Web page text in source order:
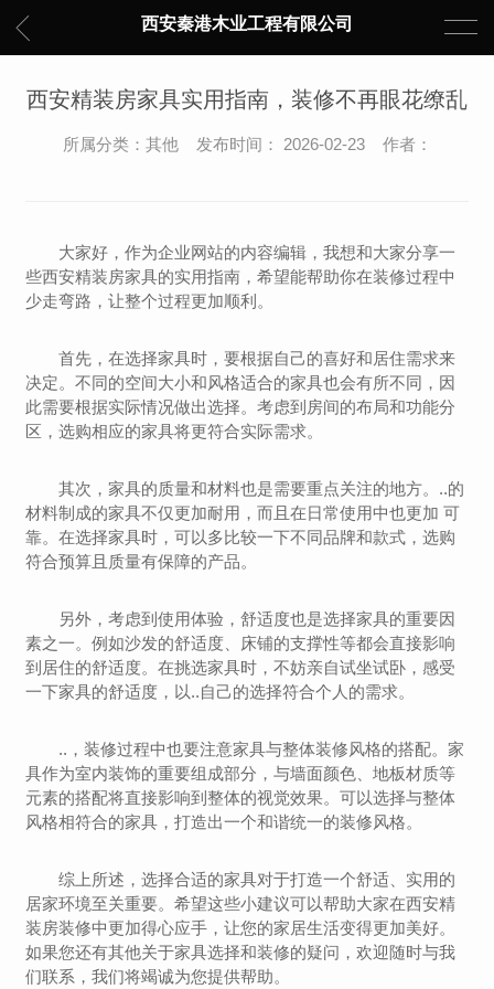
西安秦港木业工程有限公司
西安精装房家具实用指南，装修不再眼花缭乱
所属分类：其他 发布时间： 2026-02-23 作者：
大家好，作为企业网站的内容编辑，我想和大家分享一
些西安精装房家具的实用指南，希望能帮助你在装修过程中
少走弯路，让整个过程更加顺利。
首先，在选择家具时，要根据自己的喜好和居住需求来
决定。不同的空间大小和风格适合的家具也会有所不同，因
此需要根据实际情况做出选择。考虑到房间的布局和功能分
区，选购相应的家具将更符合实际需求。
其次，家具的质量和材料也是需要重点关注的地方。..的
材料制成的家具不仅更加耐用，而且在日常使用中也更加 可
靠。在选择家具时，可以多比较一下不同品牌和款式，选购
符合预算且质量有保障的产品。
另外，考虑到使用体验，舒适度也是选择家具的重要因
素之一。例如沙发的舒适度、床铺的支撑性等都会直接影响
到居住的舒适度。在挑选家具时，不妨亲自试坐试卧，感受
一下家具的舒适度，以..自己的选择符合个人的需求。
..，装修过程中也要注意家具与整体装修风格的搭配。家
具作为室内装饰的重要组成部分，与墙面颜色、地板材质等
元素的搭配将直接影响到整体的视觉效果。可以选择与整体
风格相符合的家具，打造出一个和谐统一的装修风格。
综上所述，选择合适的家具对于打造一个舒适、实用的
居家环境至关重要。希望这些小建议可以帮助大家在西安精
装房装修中更加得心应手，让您的家居生活变得更加美好。
如果您还有其他关于家具选择和装修的疑问，欢迎随时与我
们联系，我们将竭诚为您提供帮助。